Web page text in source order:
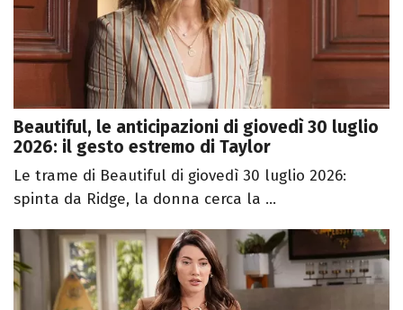
Beautiful, le anticipazioni di giovedì 30 luglio
2026: il gesto estremo di Taylor
Le trame di Beautiful di giovedì 30 luglio 2026:
spinta da Ridge, la donna cerca la ...